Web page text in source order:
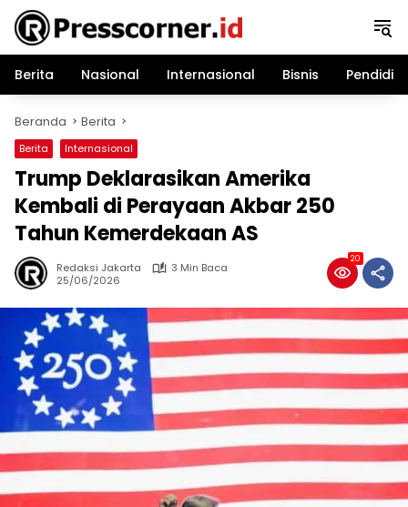
Langsung
konten
Berita
Nasional Internasional Bisnis
Beranda Berita
Berita Internasional
Trump Deklarasikan Amerika
Kembali di Perayaan Akbar 250
Tahun Kemerdekaan AS
Redaksi Jakarta
3 Min Baca
25/06/2026
20